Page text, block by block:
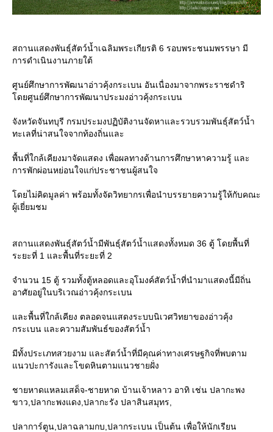
สถานแสดงพันธุ์สัตว์น้ำเฉลิมพระเกียรติ 6 รอบพระชนมพรรษา มี
การดำเนินงานภายใต้
ศูนย์ศึกษาการพัฒนาอ่าวคุ้งกระเบน อันเนื่องมาจากพระราชดำริ
ดยศูนย์ศึกษาการพัฒนาประมงอ่าวคุ้งกระเบน
จังหวัดจันทบุรี กรมประมงปฏิบัติงานจัดหาและรวบรวมพันธุ์สัตว์น้ำ
ทะเลที่น่าสนใจจากท้องถิ่นและ
พื้นที่ใกล้เคียงมาจัดแสดง เพื่อผลทางด้านการศึกษาหาความรู้ และ
การพักผ่อนหย่อนใจแก่ประชาชนผู้สนใจ
ดยไม่คิดมูลค่า พร้อมทั้งจัดวิทยากรเพื่อนำบรรยายความรู้ให้กับคณะ
ผู้เยี่ยมชม
สถานแสดงพันธุ์สัตว์น้ำมีพันธุ์สัตว์น้ำแสดงทั้งหมด 36 ตู้ โดยพื้นที่
ระยะที่ 1 และพื้นที่ระยะที่ 2
จำนวน 15 ตู้ รวมทั้งตู้หลอดและอุโมงค์สัตว์น้ำที่นำมาแสดงนี้มีถิ่น
อาศัยอยู่ในบริเวณอ่าวคุ้งกระเบน
ละพื้นที่ใกล้เคียง ตลอดจนแสดงระบบนิเวศวิทยาของอ่าวคุ้ง
กระเบน และความสัมพันธ์ของสัตว์น้ำ
มีทั้งประเภทสวยงาม และสัตว์น้ำที่มีคุณค่าทางเศรษฐกิจที่พบตาม
นวปะการังและโขดหินตามแนวชายฝั่ง
ชายหาดแหลมเสด็จ-ชายหาด บ้านเจ้าหลาว อาทิ เช่น ปลากะพง
ขาว,ปลากะพงแดง,ปลากะรัง ปลาสินสมุทร,
ปลาการ์ตูน,ปลาฉลามกบ,ปลากระเบน เป็นต้น เพื่อให้นักเรียน